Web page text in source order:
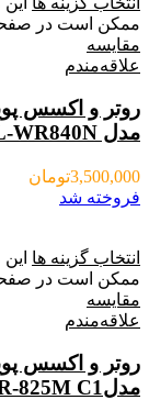
ممکن است در
مقایسه
علاقه‌مندم
مدل TPLINK TL-WR840N(جعبه باز)
3,500,000تومان
فروخته شد
انتخاب گزینه ها
ممکن است در
مقایسه
علاقه‌مندم
مدلDLINK DIR-825M C1